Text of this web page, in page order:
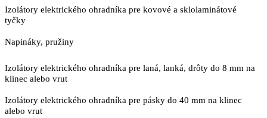
Izolátory elektrického ohradníka pre kovové a sklolaminátové
tyčky
Napináky, pružiny
Izolátory elektrického ohradníka pre laná, lanká, drôty do 8 mm na
klinec alebo vrut
Izolátory elektrického ohradníka pre pásky do 40 mm na klinec
alebo vrut